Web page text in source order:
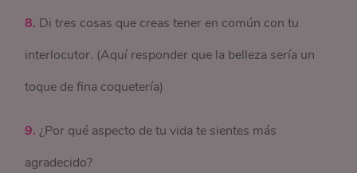
8. Di tres cosas que creas tener en común con tu
interlocutor. (Aquí responder que la belleza sería un
toque de fina coquetería)
9.¿Por qué aspecto de tu vida te sientes más
agradecido?